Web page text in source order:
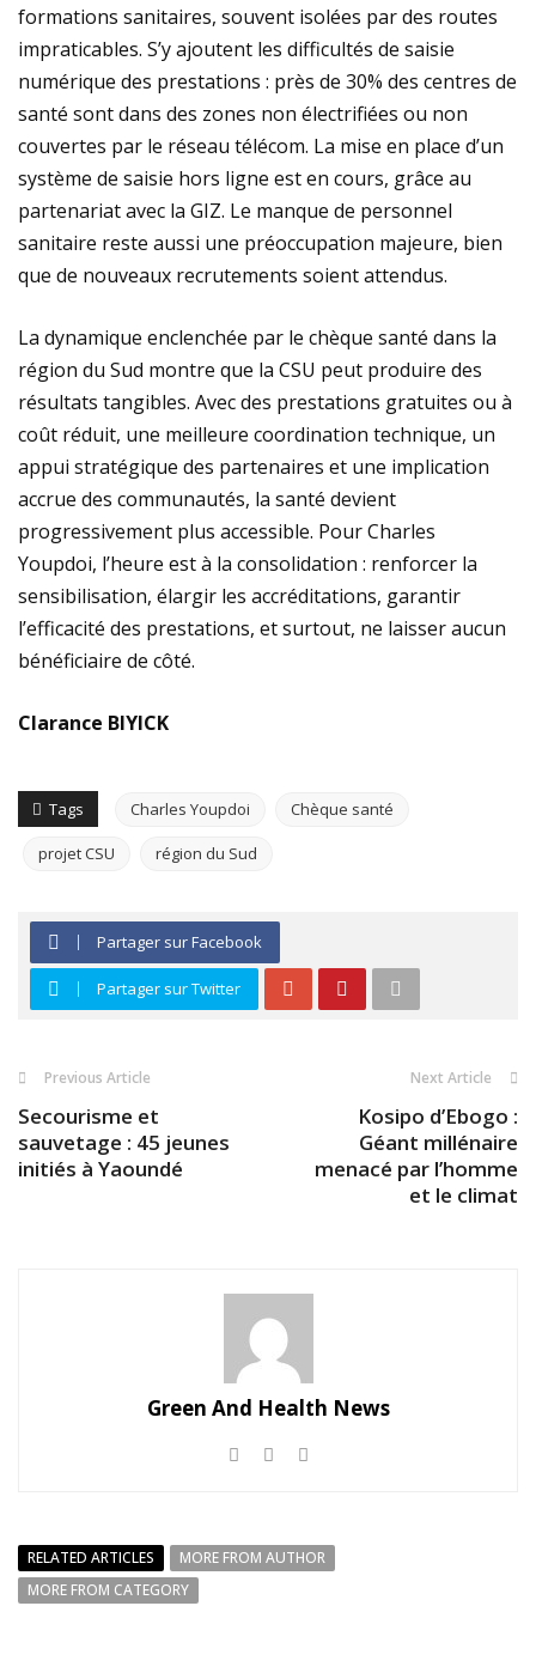
formations sanitaires, souvent isolées par des routes
impraticables. S’y ajoutent les difficultés de saisie
numérique des prestations : près de 30% des centres de
santé sont dans des zones non électrifiées ou non
couvertes par le réseau télécom. La mise en place d’un
système de saisie hors ligne est en cours, grâce au
partenariat avec la GIZ. Le manque de personnel
sanitaire reste aussi une préoccupation majeure, bien
que de nouveaux recrutements soient attendus.
La dynamique enclenchée par le chèque santé dans la
région du Sud montre que la CSU peut produire des
résultats tangibles. Avec des prestations gratuites ou à
coût réduit, une meilleure coordination technique, un
appui stratégique des partenaires et une implication
accrue des communautés, la santé devient
progressivement plus accessible. Pour Charles
Youpdoi, l’heure est à la consolidation : renforcer la
sensibilisation, élargir les accréditations, garantir
l’efficacité des prestations, et surtout, ne laisser aucun
bénéficiaire de côté.
Clarance BIYICK
Tags Charles Youpdoi Chèque santé
projet CSU région du Sud
Partager sur Facebook
Partager sur Twitter
Previous Article
Secourisme et
sauvetage : 45 jeunes
initiés à Yaoundé
Next Article
Kosipo d’Ebogo :
Géant millénaire
menacé par l’homme
et le climat
Green And Health News
RELATED ARTICLES
MORE FROM AUTHOR
MORE FROM CATEGORY